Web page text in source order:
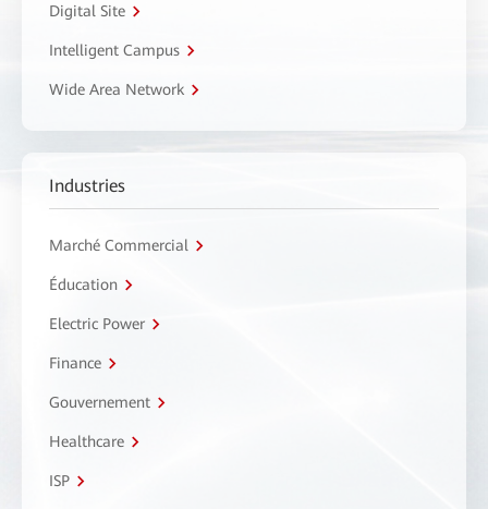
Digital Site
Intelligent Campus
Wide Area Network
Industries
Marché Commercial
Éducation
Electric Power
Finance
Gouvernement
Healthcare
ISP